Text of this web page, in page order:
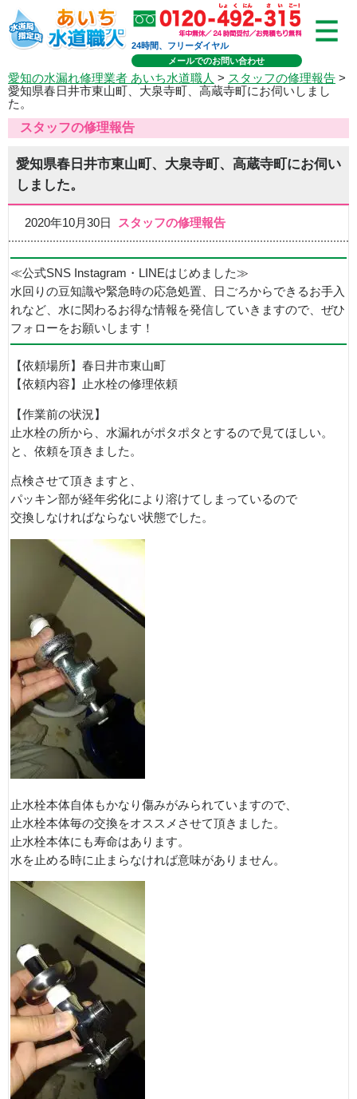
24時間、フリーダイヤル
メールでのお問い合わせ
愛知の水漏れ修理業者 あいち水道職人 > スタッフの修理報告 >
愛知県春日井市東山町、大泉寺町、高蔵寺町にお伺いしまし
た。
スタッフの修理報告
愛知県春日井市東山町、大泉寺町、高蔵寺町にお伺い
しました。
2020年10月30日 スタッフの修理報告
≪公式SNS Instagram・LINEはじめました≫
水回りの豆知識や緊急時の応急処置、日ごろからできるお手入
れなど、水に関わるお得な情報を発信していきますので、ぜひ
フォローをお願いします！
【依頼場所】春日井市東山町
【依頼内容】止水栓の修理依頼
【作業前の状況】
止水栓の所から、水漏れがポタポタとするので見てほしい。
と、依頼を頂きました。
点検させて頂きますと、
パッキン部が経年劣化により溶けてしまっているので
交換しなければならない状態でした。
止水栓本体自体もかなり傷みがみられていますので、
止水栓本体毎の交換をオススメさせて頂きました。
止水栓本体にも寿命はあります。
水を止める時に止まらなければ意味がありません。